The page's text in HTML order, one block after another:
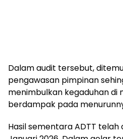
Dalam audit tersebut,
pengawasan pimpinan
menimbulkan kegaduhan di
berdampak pada
Hasil sementara ADTT